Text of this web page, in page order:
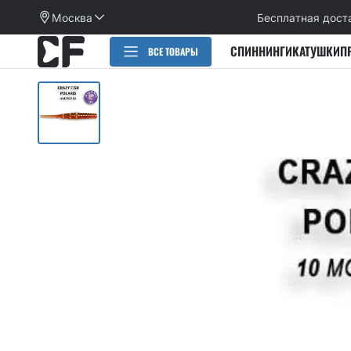
Москва Бесплатная
ВСЕ ТОВАРЫ
РАСПРОДАЖА
СПИННИНГИКАТУШКИ